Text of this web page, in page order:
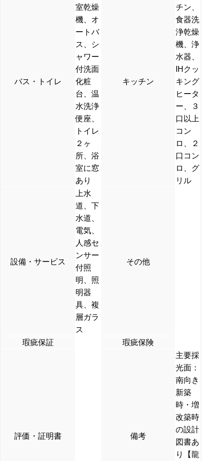
バス・トイレ
室乾燥
機、オ
ートバ
ス、シ
ャワー
付洗面
化粧
台、温
水洗浄
便座、
トイレ
２ヶ
所、浴
室に窓
あり
キッチン
チン、
食器洗
浄乾燥
機、浄
水器、
IHクッ
キング
ヒータ
ー、３
口以上
コン
ロ、２
口コン
ロ、グ
リル
設備・サービス
上水
道、下
水道、
電気、
人感セ
ンサー
付照
明、照
明器
具、複
層ガラ
ス
その他
瑕疵保証 瑕疵保険
評価・証明書 備考
主要採
光面：
南向き
新築
時・増
改築時
の設計
図書あ
り【龍